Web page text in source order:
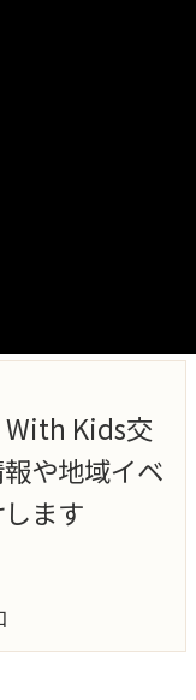
With Kids交
や地域イベ
ます